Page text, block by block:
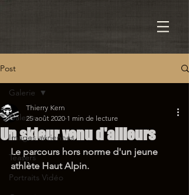
Post
Galerie
Images aériennes
Teasers
Portraits Vidéo
Galerie
Un skieur venu d'ailleurs
Thierry Kern
25 août 2020 1 min de lecture
Le parcours hors norme d'un jeune
athlète Haut Alpin.